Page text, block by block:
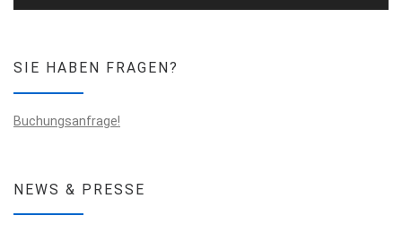
SIE HABEN FRAGEN?
Buchungsanfrage!
NEWS & PRESSE